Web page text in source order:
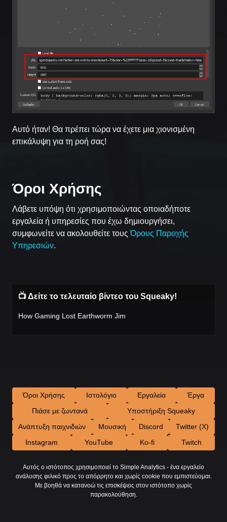
Αυτό ήταν! Θα πρέπει τώρα να έχετε μια χιονισμένη
επικάλυψη για τη ροή σας!
Όροι Χρήσης
Λάβετε υπόψη ότι χρησιμοποιώντας οποιαδήποτε
εργαλεία ή υπηρεσίες που έχω δημιουργήσει,
συμφωνείτε να ακολουθείτε τουςΌρους Παροχής
Υπηρεσιών.
📺 Δείτε το τελευταίο βίντεο του Squeaky!
How Gaming Lost Earthworm Jim
Όροι Χρήσης Ιστολόγιο Εργαλεία
Έργα
Πιάσε με ζωντανά
Υποστήριξη Squeaky
Ανάπτυξη παιχνιδιών
Μουσική Discord
Twitter (X)
Instagram
YouTube Ko-fi Twitch
Αυτός ο ιστότοπος χρησιμοποιεί το Simple Analytics - ένα εργαλείο
ανάλυσης φιλικό προς το απόρρητο και χωρίς cookie που εμπιστεύομαι.
Με βοηθά να κατανοώ τις επισκέψεις στον ιστότοπο χωρίς
παρακολούθηση.